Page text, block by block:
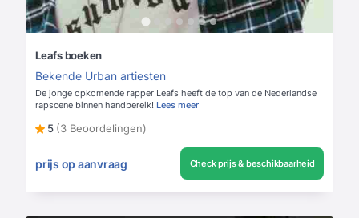
Leafs boeken
Bekende Urban artiesten
De jonge opkomende rapper Leafs heeft de top van de Nederlandse
rapscene binnen handbereik! Lees meer
5 (3 Beoordelingen)
prijs op aanvraag Check prijs & beschikbaarheid